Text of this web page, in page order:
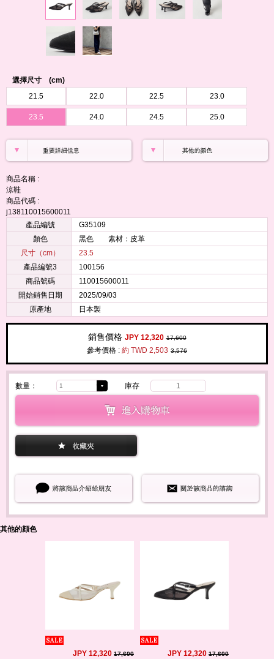
選擇尺寸 (cm)
21.5
22.0 22.5 23.0
23.5 24.0 24.5 25.0
商品名稱 :
涼鞋
商品代碼 :
j138110015600011
產品編號
G35109
顏色
黑色 素材：皮革
尺寸（cm）
23.5
產品編號3
100156
商品號碼
110015600011
開始銷售日期
2025/09/03
原產地
日本製
銷售價格 JPY 12,320 17,600
參考價格 : 約 TWD 2,503 3,576
數量： 庫存 1
其他的顔色
JPY 12,320 17,600 JPY 12,320 17,600